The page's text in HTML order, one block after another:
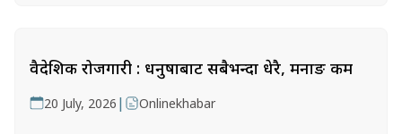
वैदेशिक रोजगारी : धनुषाबाट सबैभन्दा धेरै, मनाङ कम
20 July, 2026 | Onlinekhabar